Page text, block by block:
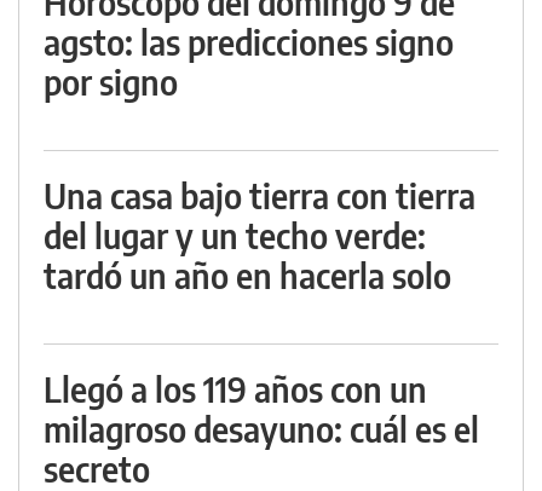
agsto: las predicciones signo
por signo
Una casa bajo tierra con tierra
del lugar y un techo verde:
tardó un año en hacerla solo
Llegó a los 119 años con un
milagroso desayuno: cuál es el
secreto